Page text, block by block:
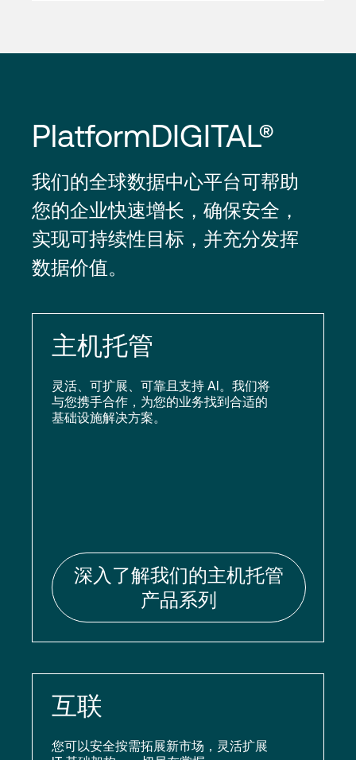
PlatformDIGITAL®
我们的全球数据中心平台可帮助
您的企业快速增长，确保安全，
实现可持续性目标，并充分发挥
数据价值。
主机托管
灵活、可扩展、可靠且支持 AI。我们将
与您携手合作，为您的业务找到合适的
基础设施解决方案。
深入了解我们的主机托管
产品系列
互联
您可以安全按需拓展新市场，灵活扩展